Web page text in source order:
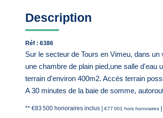
Description
Réf : 6386
Sur le secteur de Tours en Vimeu, dans
une chambre de plain pied,une salle d'eau
terrain d'environ 400m2. Accés terrain
A 30 minutes de la baie de somme,
** €83 500 honoraires inclus €77 001 hors honoraires